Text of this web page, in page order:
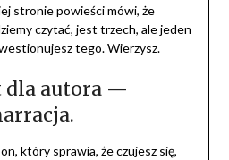
stronie powieści mówi, że
czytać, jest trzech, ale jeden
tego. Wierzysz.
autora —
który sprawia, że czujesz się,